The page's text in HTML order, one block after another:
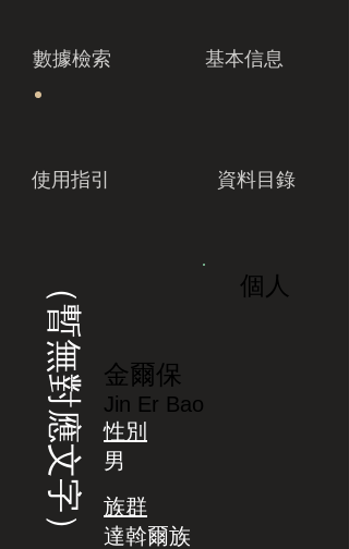
數據檢索 基本信息
使用指引 資料目錄
（暫無對應文字） 個人
金爾保
Jin Er Bao
性別
男
族群
達斡爾族